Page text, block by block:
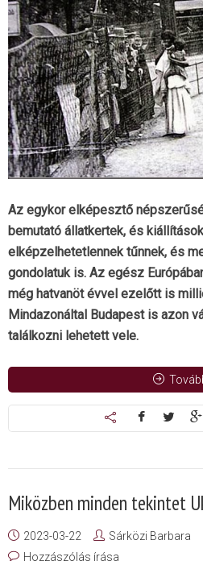
Az egykor elképesztő
bemutató állatkertek, és
elképzelhetetlennek tűnnek, és
gondolatuk is. Az egész
még hatvanöt évvel ezelőtt is
Mindazonáltal Budapest is azon
találkozni lehetett vele.
Miközben minden tekintet
2023-03-22 Sárközi Barbara
Hozzászólás írása